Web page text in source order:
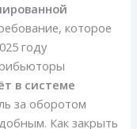
которое
году
в системе
за оборотом
Как закрыть